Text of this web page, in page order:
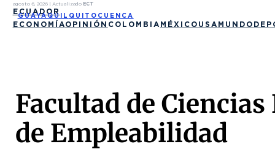
agosto 6, 2026| Actualizado ECT
ECUADOR
GUAYAQUIL QUITO CUENCA
ECONOMÍAOPINIÓN COLOMBIA MÉXICO USA MUNDO
Facultad de
de Empleabilidad